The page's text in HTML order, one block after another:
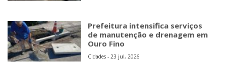
Prefeitura intensifica serviços
de manutenção e drenagem em
Ouro Fino
Cidades - 23 jul, 2026